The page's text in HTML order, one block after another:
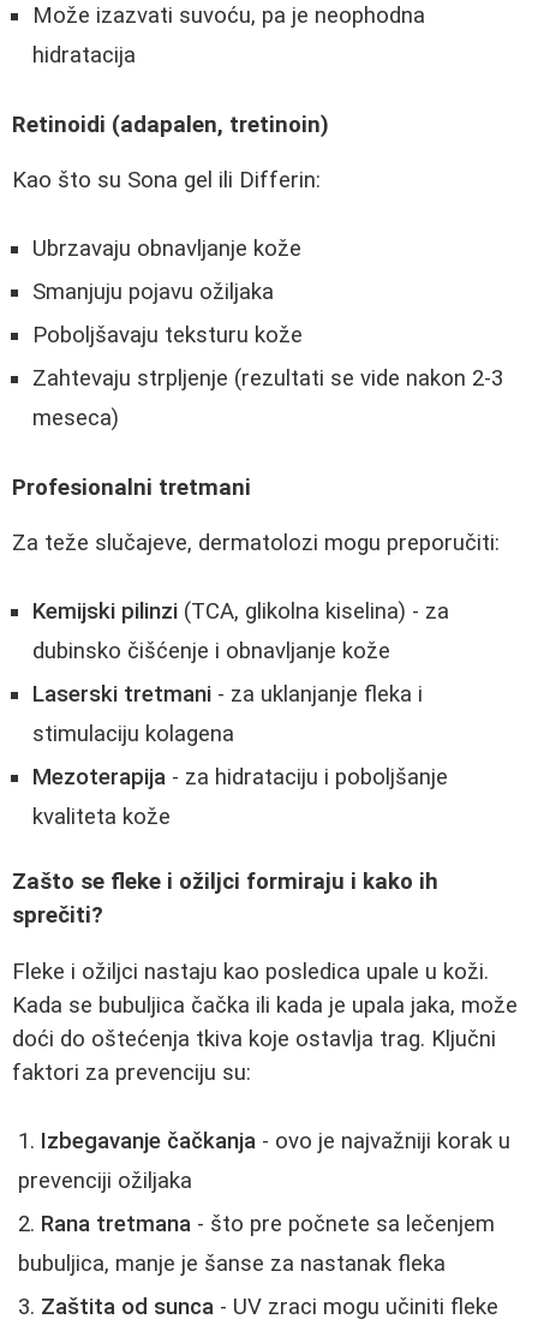
Može izazvati suvoću, pa je neophodna
hidratacija
Retinoidi (adapalen, tretinoin)
Kao što su Sona gel ili Differin:
Ubrzavaju obnavljanje kože
Smanjuju pojavu ožiljaka
Poboljšavaju teksturu kože
Zahtevaju strpljenje (rezultati se vide nakon 2-3
meseca)
Profesionalni tretmani
Za teže slučajeve, dermatolozi mogu preporučiti:
Kemijski pilinzi (TCA, glikolna kiselina) - za
dubinsko čišćenje i obnavljanje kože
Laserski tretmani - za uklanjanje fleka i
stimulaciju kolagena
Mezoterapija - za hidrataciju i poboljšanje
kvaliteta kože
Zašto se fleke i ožiljci formiraju i kako ih
sprečiti?
Fleke i ožiljci nastaju kao posledica upale u koži.
Kada se bubuljica čačka ili kada je upala jaka, može
doći do oštećenja tkiva koje ostavlja trag. Ključni
faktori za prevenciju su:
Izbegavanje čačkanja - ovo je najvažniji korak u
prevenciji ožiljaka
Rana tretmana - što pre počnete sa lečenjem
bubuljica, manje je šanse za nastanak fleka
Zaštita od sunca - UV zraci mogu učiniti fleke